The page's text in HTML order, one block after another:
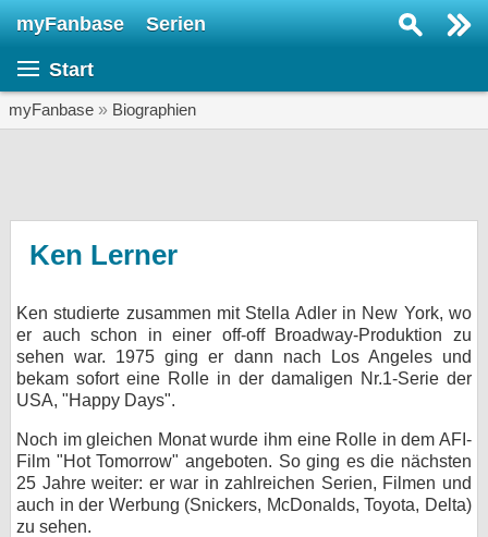
myFanbase Serien
Start
myFanbase » Biographien
Ken Lerner
Ken studierte zusammen mit Stella Adler in New York, wo
er auch schon in einer off-off Broadway-Produktion zu
sehen war. 1975 ging er dann nach Los Angeles und
bekam sofort eine Rolle in der damaligen Nr.1-Serie der
USA, "Happy Days".
Noch im gleichen Monat wurde ihm eine Rolle in dem AFI-
Film "Hot Tomorrow" angeboten. So ging es die nächsten
25 Jahre weiter: er war in zahlreichen Serien, Filmen und
auch in der Werbung (Snickers, McDonalds, Toyota, Delta)
zu sehen.
KULTUR
Specials
SERVICE
Forum
bei X